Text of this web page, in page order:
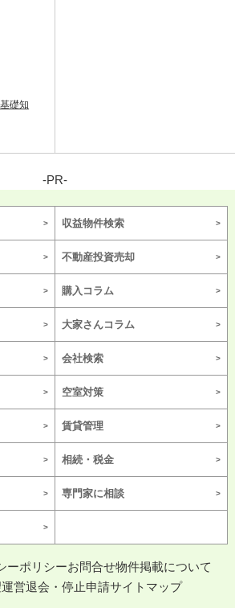
礎知
-PR-
収益物件検索
不動産投資売却
購入コラム
大家さんコラム
会社検索
空室対策
賃貸管理
相続・税金
専門家に相談
ーポリシーお問合せ物件掲載について
運営退会・停止申請サイトマップ